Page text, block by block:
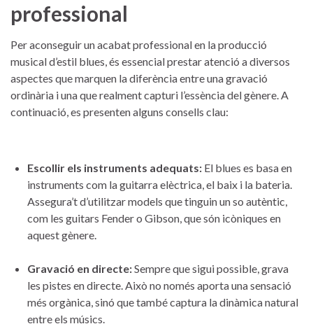
professional
Per aconseguir un acabat⁢ professional en la producció
musical d’estil blues, és essencial prestar atenció ‍a diversos‍
aspectes que marquen la diferència entre una gravació ​
ordinària‌ i una‌ que realment capturi ​l’essència‍ del gènere. A
continuació, es ‌presenten ⁣alguns ⁢consells‍ clau:
Escollir ⁤els instruments adequats: El ‌blues es basa en
instruments com la ⁤guitarra elèctrica, el⁤ baix i la bateria.
Assegura’t d’utilitzar models que tinguin un so ​autèntic,
com‌ les guitars ​Fender o Gibson, que‌ són icòniques en
aquest gènere.
Gravació⁢ en ⁣directe:Sempre que sigui possible, grava​
les pistes en directe. ‌Això ‌no només aporta una sensació
més‍ orgànica, sinó que ⁣també⁢ captura la dinàmica natural
entre els ‌músics.